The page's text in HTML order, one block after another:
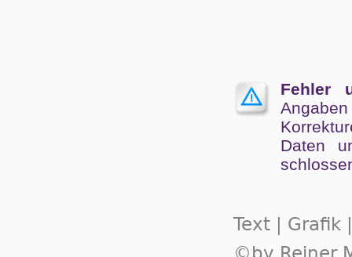
Fehler
Angaben
Da­ten
Text | Grafik
©by Reiner